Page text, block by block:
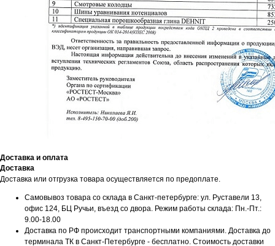
Доставка и оплата
Доставка
Доставка или отгрузка товара осуществляется по предоплате.
Самовывоз товара со склада в Санкт-петербурге: ул. Руставели 13,
офис 124, БЦ Ручьи, въезд со двора. Режим работы склада: Пн.-Пт.:
9.00-18.00
Доставка по РФ происходит транспортными компаниями. Доставка до
терминала ТК в Санкт-Петербурге - бесплатно. Стоимость доставки